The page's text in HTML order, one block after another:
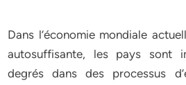
Dans l’économie mondiale
autosuffisante, les pays sont
degrés dans des processus